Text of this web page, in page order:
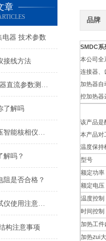
章
电器 技术参数
接线方法
YBC-IV氧化锌避雷器直流参数测试仪特点技术参数原理
了解吗
简单了解下无线高压智能核相仪的特点
解吗？
阻是否合格？
变压器直流电阻测试仪使用注意事项
构注意事项
品牌
SMDC系
本公司全
连接器、
加热器自
控加热器
该产品是
本产品对
温度保持
型号
额定功率
额定电压
温度控制
时间控
加热工
加热zui